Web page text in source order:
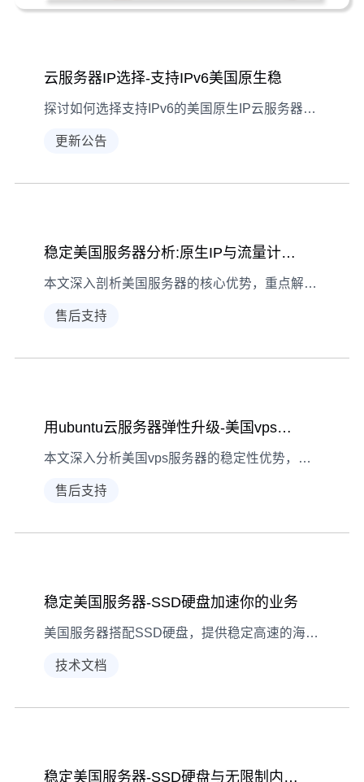
云服务器IP选择-支持IPv6美国原生稳
探讨如何选择支持IPv6的美国原生IP云服务器，确保网络稳定与安全
更新公告
稳定美国服务器分析:原生IP与流量计费优劣
本文深入剖析美国服务器的核心优势，重点解析原生IP与流量计费两种方案的实际应用场景与性价比对比。
售后支持
用ubuntu云服务器弹性升级-美国vps稳定选择解析
本文深入分析美国vps服务器的稳定性优势，并探讨ubuntu云服务器弹性升级方案的技术实现
售后支持
稳定美国服务器-SSD硬盘加速你的业务
美国服务器搭配SSD硬盘，提供稳定高速的海外业务支持，适合跨境电商、外贸企业等需求
技术文档
稳定美国服务器-SSD硬盘与无限制内容存储